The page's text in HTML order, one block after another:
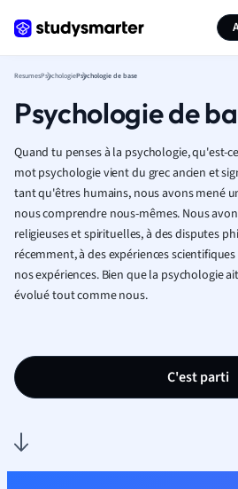
ResumesPsychologiePsychologie de base
Psychologie de
Quand tu penses à la psychologie, qu'est-
mot psychologie vient du grec ancien et
tant qu'êtres humains, nous avons mené
nous comprendre nous-mêmes. Nous
religieuses et spirituelles, à des disputes
récemment, à des expériences
nos expériences. Bien que la psychologie
évolué tout comme nous.
C'est parti